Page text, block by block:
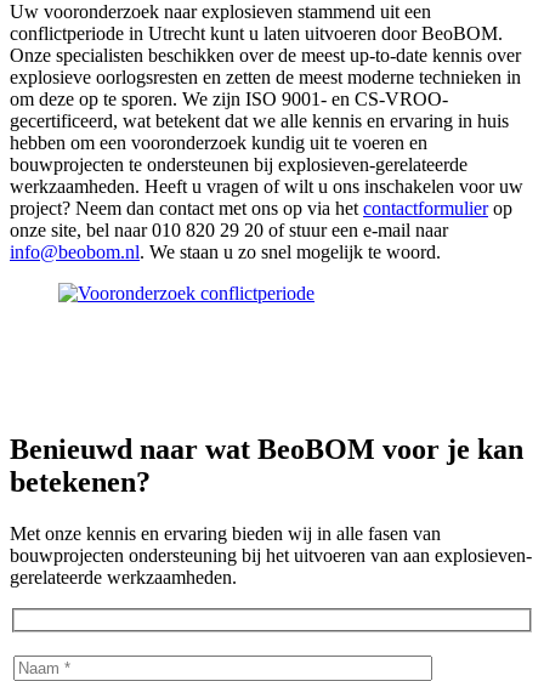
Uw vooronderzoek naar explosieven stammend uit een
conflictperiode in Utrecht kunt u laten uitvoeren door BeoBOM.
Onze specialisten beschikken over de meest up-to-date kennis over
explosieve oorlogsresten en zetten de meest moderne technieken in
om deze op te sporen. We zijn ISO 9001- en CS-VROO-
gecertificeerd, wat betekent dat we alle kennis en ervaring in huis
hebben om een vooronderzoek kundig uit te voeren en
bouwprojecten te ondersteunen bij explosieven-gerelateerde
werkzaamheden. Heeft u vragen of wilt u ons inschakelen voor uw
project? Neem dan contact met ons op via het contactformulierop
onze site, bel naar 010 820 29 20 of stuur een e-mail naar
info@beobom.nl. We staan u zo snel mogelijk te woord.
Benieuwd naar wat BeoBOM voor je kan
betekenen?
Met onze kennis en ervaring bieden wij in alle fasen van
bouwprojecten ondersteuning bij het uitvoeren van aan explosieven-
gerelateerde werkzaamheden.